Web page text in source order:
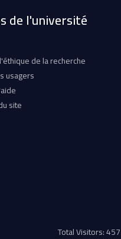
de l'université
de la recherche
usagers
site
Total Visitors: